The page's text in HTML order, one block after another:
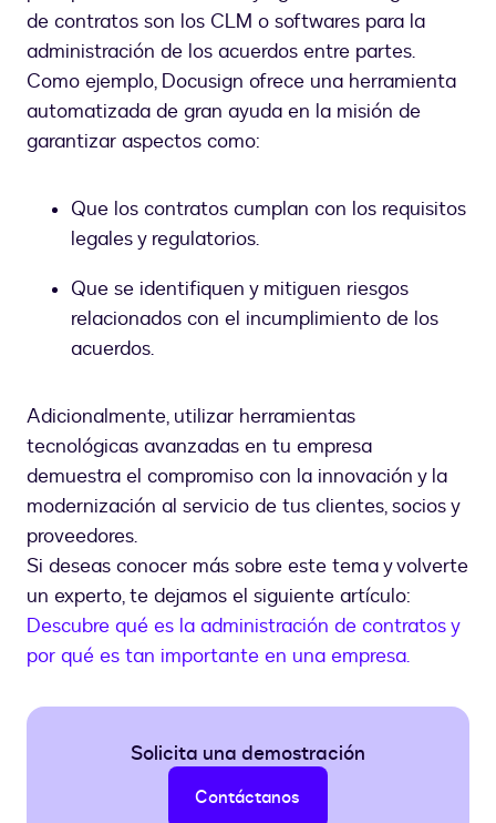
de contratos son los CLM o softwares para la
administración de los acuerdos entre partes.
Como ejemplo, Docusign ofrece una herramienta
automatizada de gran ayuda en la misión de
garantizar aspectos como:
Que los contratos cumplan con los requisitos
legales y regulatorios.
Que se identifiquen y mitiguen riesgos
relacionados con el incumplimiento de los
acuerdos.
Adicionalmente, utilizar herramientas
tecnológicas avanzadas en tu empresa
demuestra el compromiso con la innovación y la
modernización al servicio de tus clientes, socios y
proveedores.
Si deseas conocer más sobre este tema y volverte
un experto, te dejamos el siguiente artículo:
Descubre qué es la administración de contratos y
por qué es tan importante en una empresa.
Solicita una demostración
Contáctanos